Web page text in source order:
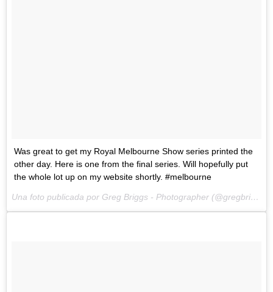
Was great to get my Royal Melbourne Show series printed the
other day. Here is one from the final series. Will hopefully put
the whole lot up on my website shortly. #melbourne
Una foto publicada por Greg Briggs - Photographer (@gregbriggs) el